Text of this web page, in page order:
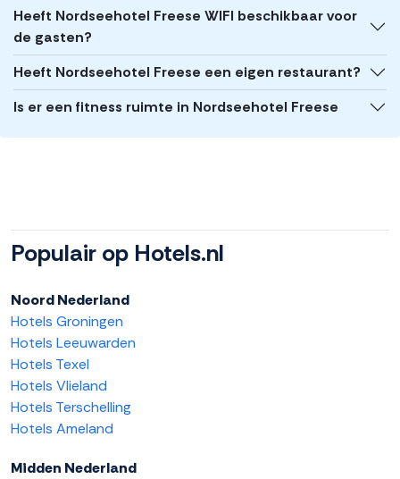
Heeft Nordseehotel Freese WIFI beschikbaar voor
de gasten?
Heeft Nordseehotel Freese een eigen restaurant?
Is er een fitness ruimte in Nordseehotel Freese
Populair op Hotels.nl
Noord Nederland
Hotels Groningen
Hotels Leeuwarden
Hotels Texel
Hotels Vlieland
Hotels Terschelling
Hotels Ameland
Midden Nederland